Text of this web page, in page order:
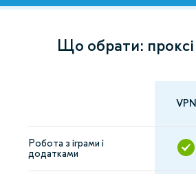
Що обрати:
VPN
Робота з іграми і
додатками